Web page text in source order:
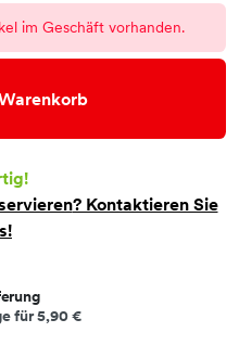
im Geschäft vorhanden.
? Kontaktieren Sie
für5,90 €